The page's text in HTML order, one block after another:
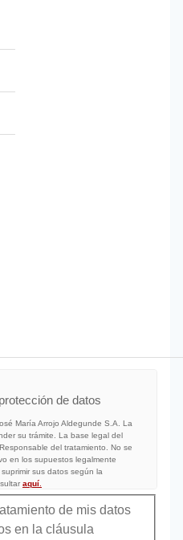
de datos
María Arrojo Aldegunde S.A. La
su trámite. La base legal del
del tratamiento. No se
en los supuestos legalmente
sus datos según la
aquí.
de mis datos
en la cláusula